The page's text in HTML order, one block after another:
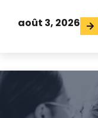
août 3, 2026